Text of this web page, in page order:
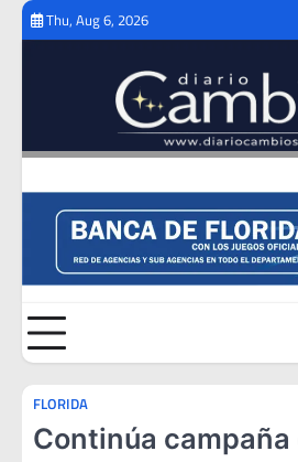
Skip
Thu, Aug 6, 2026
FLORIDA
Continúa